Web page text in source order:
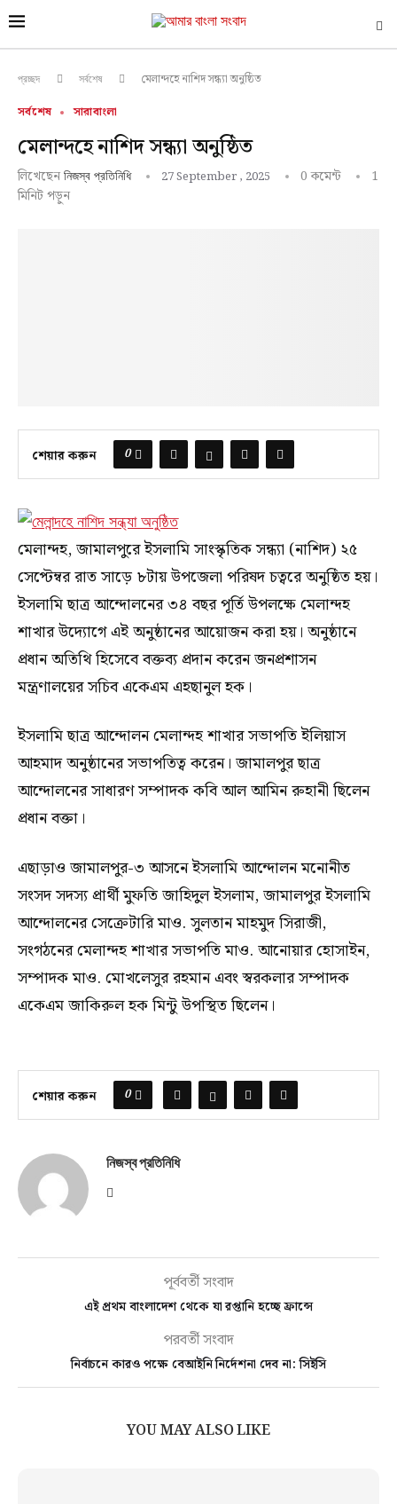
প্রচ্ছদ সর্বশেষ মেলান্দহে নাশিদ সন্ধ্যা অনুষ্ঠিত
সর্বশেষ সারাবাংলা
মেলান্দহে নাশিদ সন্ধ্যা অনুষ্ঠিত
লিখেছেন নিজস্ব প্রতিনিধি 27 September , 2025 0 কমেন্ট
1
মিনিট পড়ুন
শেয়ার করুন 0
মেলান্দহ, জামালপুরে ইসলামি সাংস্কৃতিক সন্ধ্যা (নাশিদ) ২৫
সেপ্টেম্বর রাত সাড়ে ৮টায় উপজেলা পরিষদ চত্বরে অনুষ্ঠিত হয়।
ইসলামি ছাত্র আন্দোলনের ৩৪ বছর পূর্তি উপলক্ষে মেলান্দহ
শাখার উদ্যোগে এই অনুষ্ঠানের আয়োজন করা হয়। অনুষ্ঠানে
প্রধান অতিথি হিসেবে বক্তব্য প্রদান করেন জনপ্রশাসন
মন্ত্রণালয়ের সচিব একেএম এহছানুল হক।
ইসলামি ছাত্র আন্দোলন মেলান্দহ শাখার সভাপতি ইলিয়াস
আহমাদ অনুষ্ঠানের সভাপতিত্ব করেন। জামালপুর ছাত্র
আন্দোলনের সাধারণ সম্পাদক কবি আল আমিন রুহানী ছিলেন
প্রধান বক্তা।
এছাড়াও জামালপুর-৩ আসনে ইসলামি আন্দোলন মনোনীত
সংসদ সদস্য প্রার্থী মুফতি জাহিদুল ইসলাম, জামালপুর ইসলামি
আন্দোলনের সেক্রেটারি মাও. সুলতান মাহমুদ সিরাজী,
সংগঠনের মেলান্দহ শাখার সভাপতি মাও. আনোয়ার হোসাইন,
সম্পাদক মাও. মোখলেসুর রহমান এবং স্বরকলার সম্পাদক
একেএম জাকিরুল হক মিন্টু উপস্থিত ছিলেন।
শেয়ার করুন 0
নিজস্ব প্রতিনিধি
পূর্ববর্তী সংবাদ
এই প্রথম বাংলাদেশ থেকে যা রপ্তানি হচ্ছে ফ্রান্সে
পরবর্তী সংবাদ
নির্বাচনে কারও পক্ষে বেআইনি নির্দেশনা দেব না: সিইসি
YOU MAY ALSO LIKE